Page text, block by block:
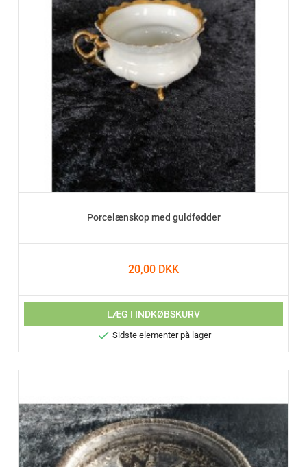
Porcelænskop med guldfødder
20,00 DKK
LÆG I INDKØBSKURV
 Sidste elementer på lager